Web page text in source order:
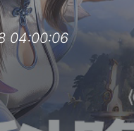
04:00:06